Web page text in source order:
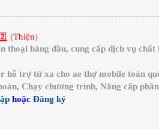
(Thiện)
hàng đầu, cung cấp dịch vụ chất
hỗ trợ từ xa cho ae thợ mobile toàn
Chạy chương trình, Nâng cấp
hoặc Đăng ký